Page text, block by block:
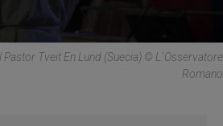
Pastor Tveit En Lund (Suecia) © L´Osservatore
Romano